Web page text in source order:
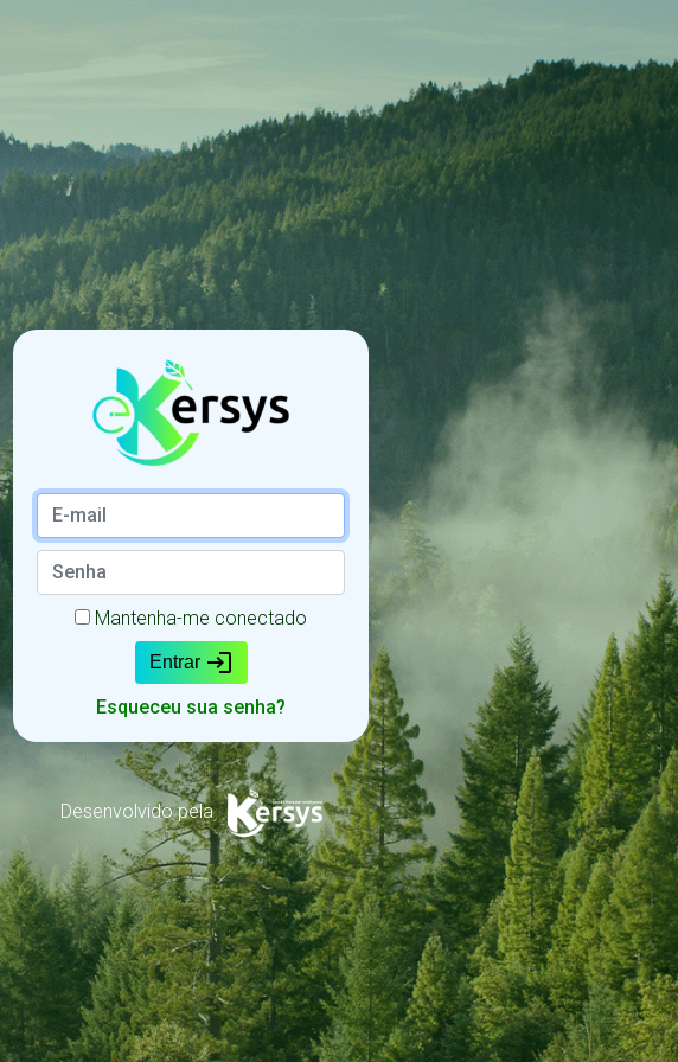
Mantenha-me conectado
Entrar login
Esqueceu sua senha?
Desenvolvido pela